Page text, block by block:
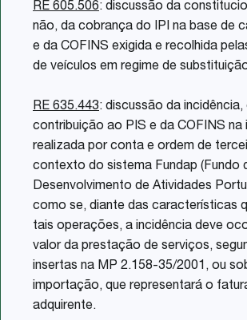
RE 605.506: discussão da
não, da cobrança do IPI na base de
e da COFINS exigida e recolhida
de veículos em regime de
RE 635.443: discussão da incidência,
contribuição ao PIS e da COFINS
realizada por conta e ordem de
contexto do sistema Fundap (Fundo
Desenvolvimento de Atividades
como se, diante das características
tais operações, a incidência deve
valor da prestação de serviços,
insertas na MP 2.158-35/2001, ou
importação, que representará o
adquirente.